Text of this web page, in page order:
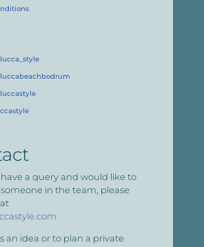
a query and would like to
in the team, please
an idea or to plan a private